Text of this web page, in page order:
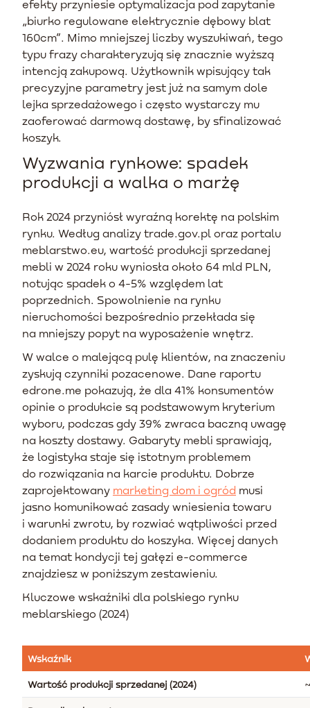
efekty przyniesie optymalizacja pod zapytanie
„biurko regulowane elektrycznie dębowy blat
160cm”. Mimo mniejszej liczby wyszukiwań, tego
typu frazy charakteryzują się znacznie wyższą
intencją zakupową. Użytkownik wpisujący tak
precyzyjne parametry jest już na samym dole
lejka sprzedażowego i często wystarczy mu
zaoferować darmową dostawę, by sfinalizować
koszyk.
Wyzwania rynkowe: spadek
produkcji a walka o marżę
Rok 2024 przyniósł wyraźną korektę na polskim
rynku. Według analizy trade.gov.pl oraz portalu
meblarstwo.eu, wartość produkcji sprzedanej
mebli w 2024 roku wyniosła około 64 mld PLN,
notując spadek o 4-5% względem lat
poprzednich. Spowolnienie na rynku
nieruchomości bezpośrednio przekłada się
na mniejszy popyt na wyposażenie wnętrz.
W walce o malejącą pulę klientów, na znaczeniu
zyskują czynniki pozacenowe. Dane raportu
edrone.me pokazują, że dla 41% konsumentów
opinie o produkcie są podstawowym kryterium
wyboru, podczas gdy 39% zwraca baczną uwagę
na koszty dostawy. Gabaryty mebli sprawiają,
że logistyka staje się istotnym problemem
do rozwiązania na karcie produktu. Dobrze
zaprojektowany marketing dom i ogród musi
jasno komunikować zasady wniesienia towaru
i warunki zwrotu, by rozwiać wątpliwości przed
dodaniem produktu do koszyka. Więcej danych
na temat kondycji tej gałęzi e-commerce
znajdziesz w poniższym zestawieniu.
Kluczowe wskaźniki dla polskiego rynku
meblarskiego (2024)
Wskaźnik
Wartość produkcji sprzedanej (2024)